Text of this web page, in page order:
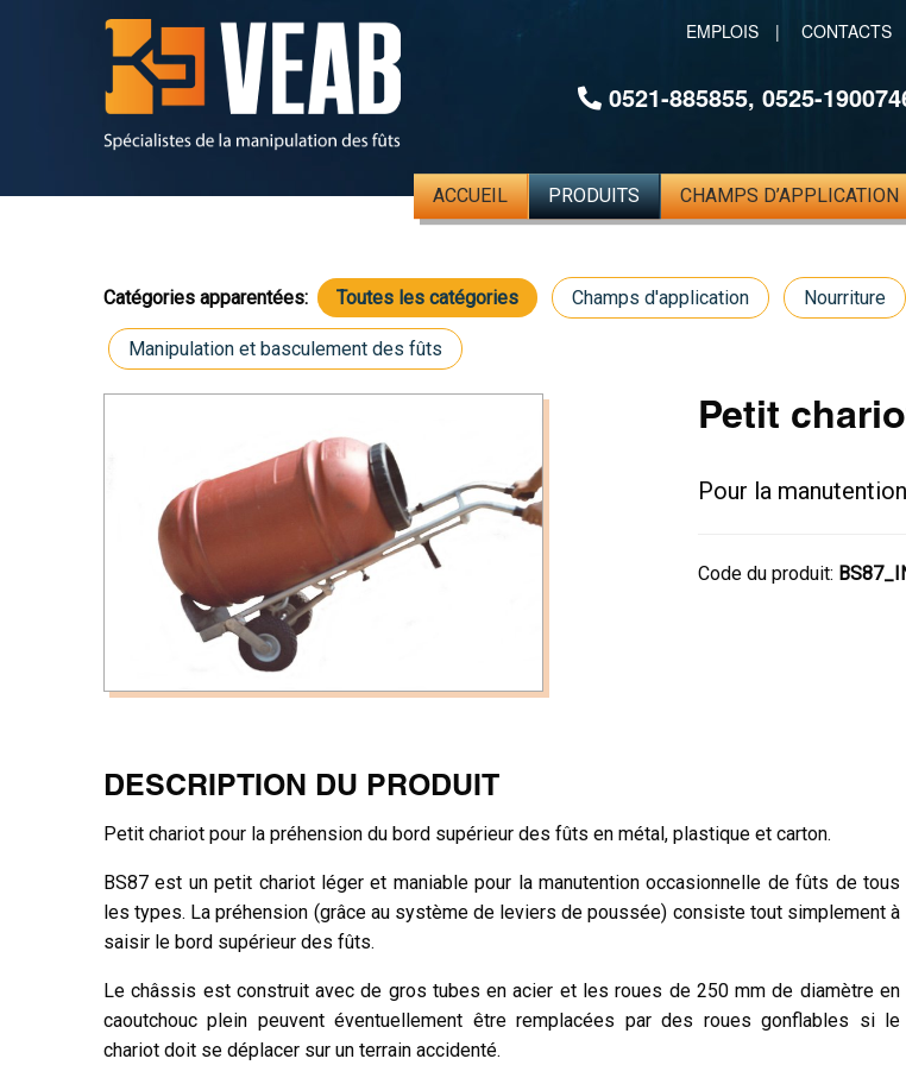
EMPLOIS| CONTACTS
0521-885855,0525-
ACCUEIL PRODUITS CHAMPS D’APPLICATION
Catégories apparentées: Toutes les catégories Champs d'application Nourriture
Manipulation et basculement des fûts
Petit
Pour la
Code du produit:
DESCRIPTION DU PRODUIT
Petit chariot pour la préhension du bord supérieur des fûts en métal, plastique et carton.
BS87 est un petit chariot léger et maniable pour la manutention occasionnelle de fûts de tous
les types. La préhension (grâce au système de leviers de poussée) consiste tout simplement à
saisir le bord supérieur des fûts.
Le châssis est construit avec de gros tubes en acier et les roues de 250 mm de diamètre en
caoutchouc plein peuvent éventuellement être remplacées par des roues gonflables si le
chariot doit se déplacer sur un terrain accidenté.